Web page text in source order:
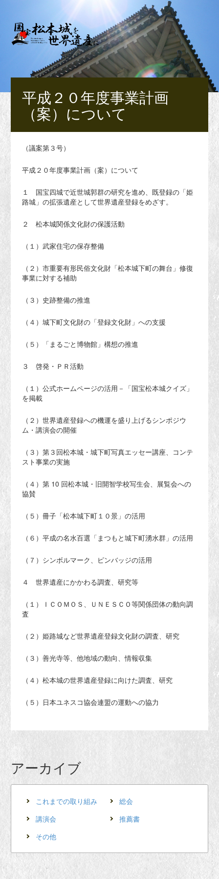
平成２０年度事業計画
（案）について
（議案第３号）
平成２０年度事業計画（案）について
１ 国宝四城で近世城郭群の研究を進め、既登録の「姫
路城」の拡張遺産として世界遺産登録をめざす。
２ 松本城関係文化財の保護活動
（１）武家住宅の保存整備
（２）市重要有形民俗文化財「松本城下町の舞台」修復
事業に対する補助
（３）史跡整備の推進
（４）城下町文化財の「登録文化財」への支援
（５）「まるごと博物館」構想の推進
３ 啓発・ＰＲ活動
（１）公式ホームページの活用－「国宝松本城クイズ」
を掲載
（２）世界遺産登録への機運を盛り上げるシンポジウ
ム・講演会の開催
（３）第３回松本城・城下町写真エッセー講座、コンテ
スト事業の実施
（４）第 10 回松本城・旧開智学校写生会、展覧会への
協賛
（５）冊子「松本城下町１０景」の活用
（６）平成の名水百選「まつもと城下町湧水群」の活用
（７）シンボルマーク、ピンバッジの活用
４ 世界遺産にかかわる調査、研究等
（１）ＩＣＯＭＯＳ、ＵＮＥＳＣＯ等関係団体の動向調
査
（２）姫路城など世界遺産登録文化財の調査、研究
（３）善光寺等、他地域の動向、情報収集
（４）松本城の世界遺産登録に向けた調査、研究
（５）日本ユネスコ協会連盟の運動への協力
アーカイブ
これまでの取り組み
総会
講演会
推薦書
その他